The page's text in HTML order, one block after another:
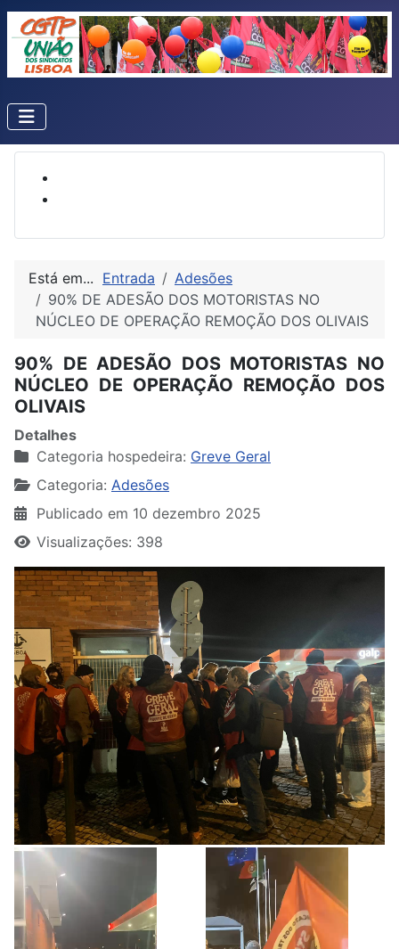
Está em... Entrada
Adesões
90% DE ADESÃO DOS MOTORISTAS NO
NÚCLEO DE OPERAÇÃO REMOÇÃO DOS OLIVAIS
90% DE ADESÃO DOS MOTORISTAS NO
NÚCLEO DE OPERAÇÃO REMOÇÃO DOS
OLIVAIS
Detalhes
Categoria hospedeira: Greve Geral
Categoria: Adesões
Publicado em 10 dezembro 2025
Visualizações: 398